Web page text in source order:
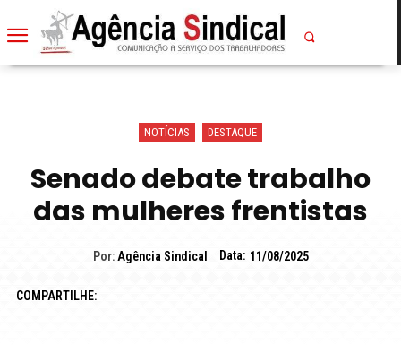
NOTÍCIAS DESTAQUE
Senado debate trabalho
das mulheres frentistas
Por: Agência Sindical Data: 11/08/2025
COMPARTILHE: